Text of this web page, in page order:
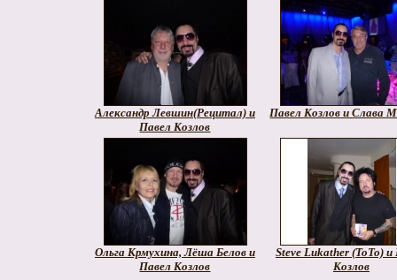
Александр Левшин(Рецитал) и
Павел Козлов
Павел Козлов и Слава
Ольга Крмухина, Лёша Белов и
Павел Козлов
Steve Lukather (ToTo) и
Козлов